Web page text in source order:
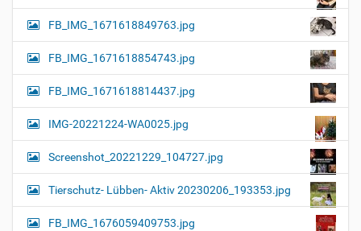
FB_IMG_1671618849763.jpg
FB_IMG_1671618854743.jpg
FB_IMG_1671618814437.jpg
IMG-20221224-WA0025.jpg
Screenshot_20221229_104727.jpg
Tierschutz- Lübben- Aktiv 20230206_193353.jpg
FB_IMG_1676059409753.jpg